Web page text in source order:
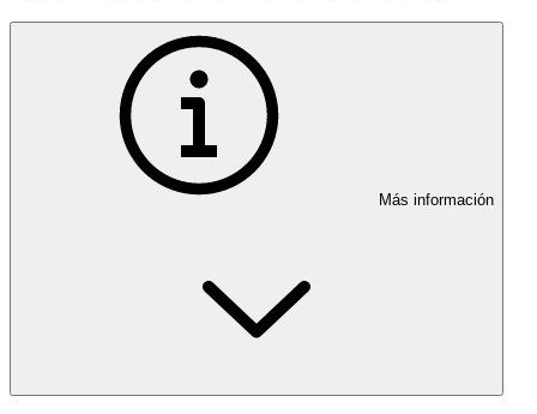
Más información